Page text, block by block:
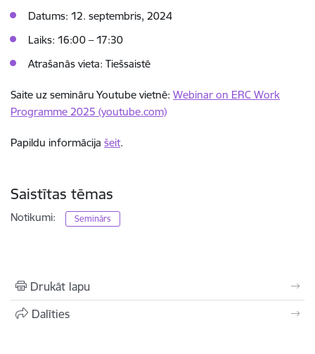
Datums: 12. septembris, 2024
Laiks: 16:00 – 17:30
Atrašanās vieta: Tiešsaistē
Saite uz semināru Youtube vietnē: Webinar on ERC Work
Programme 2025 (youtube.com)
Papildu informācija šeit.
Saistītas tēmas
Notikumi: Seminārs
Drukāt lapu
Dalīties